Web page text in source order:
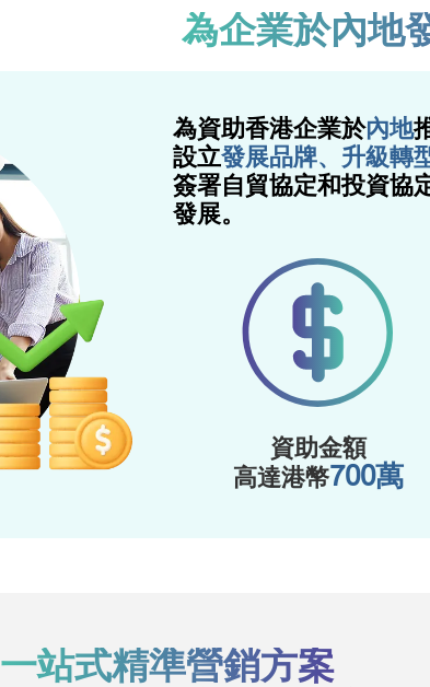
為企業於內地
為資助香港企業於內地
設立發展品牌、升級轉
簽署自貿協定和投資協
發展。
資助金額
高達港幣700萬
一站式精準營銷方案